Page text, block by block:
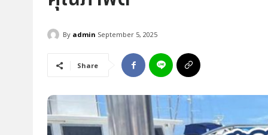
By admin September 5, 2025
Share